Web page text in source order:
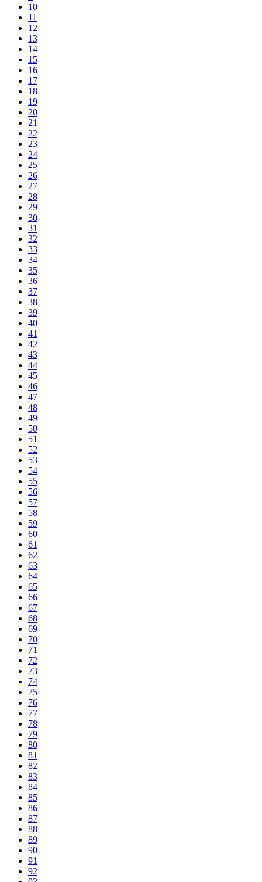
10
11
12
13
14
15
16
17
18
19
20
21
22
23
24
25
26
27
28
29
30
31
32
33
34
35
36
37
38
39
40
41
42
43
44
45
46
47
48
49
50
51
52
53
54
55
56
57
58
59
60
61
62
63
64
65
66
67
68
69
70
71
72
73
74
75
76
77
78
79
80
81
82
83
84
85
86
87
88
89
90
91
92